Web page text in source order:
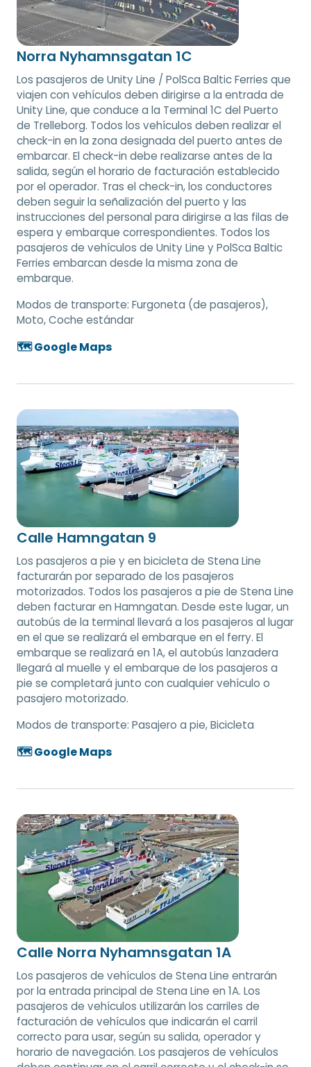
Norra Nyhamnsgatan 1C
Los pasajeros de Unity Line / PolSca Baltic Ferries que
viajen con vehículos deben dirigirse a la entrada de
Unity Line, que conduce a la Terminal 1C del Puerto
de Trelleborg. Todos los vehículos deben realizar el
check-in en la zona designada del puerto antes de
embarcar. El check-in debe realizarse antes de la
salida, según el horario de facturación establecido
por el operador. Tras el check-in, los conductores
deben seguir la señalización del puerto y las
instrucciones del personal para dirigirse a las filas de
espera y embarque correspondientes. Todos los
pasajeros de vehículos de Unity Line y PolSca Baltic
Ferries embarcan desde la misma zona de
embarque.
Modos de transporte: Furgoneta (de pasajeros),
Moto, Coche estándar
🗺️ Google Maps
Calle Hamngatan 9
Los pasajeros a pie y en bicicleta de Stena Line
facturarán por separado de los pasajeros
motorizados. Todos los pasajeros a pie de Stena Line
deben facturar en Hamngatan. Desde este lugar, un
autobús de la terminal llevará a los pasajeros al lugar
en el que se realizará el embarque en el ferry. El
embarque se realizará en 1A, el autobús lanzadera
llegará al muelle y el embarque de los pasajeros a
pie se completará junto con cualquier vehículo o
pasajero motorizado.
Modos de transporte: Pasajero a pie, Bicicleta
🗺️ Google Maps
Calle Norra Nyhamnsgatan 1A
Los pasajeros de vehículos de Stena Line entrarán
por la entrada principal de Stena Line en 1A. Los
pasajeros de vehículos utilizarán los carriles de
facturación de vehículos que indicarán el carril
correcto para usar, según su salida, operador y
horario de navegación. Los pasajeros de vehículos